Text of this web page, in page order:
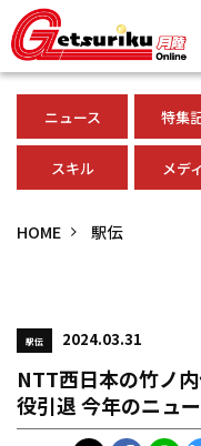
ニュース 特集
スキル メデ
HOME 駅伝
駅伝 2024.03.31
NTT西日本の竹ノ
役引退 今年のニュ